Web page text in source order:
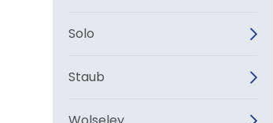
Solo
Staub